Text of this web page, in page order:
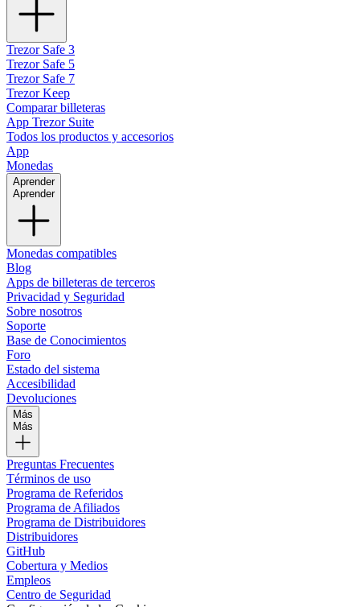
Trezor Safe 3
Trezor Safe 5
Trezor Safe 7
Trezor Keep
Comparar billeteras
App Trezor Suite
Todos los productos y accesorios
App
Monedas
Aprender
Aprender
Monedas compatibles
Blog
Apps de billeteras de terceros
Privacidad y Seguridad
Sobre nosotros
Soporte
Base de Conocimientos
Foro
Estado del sistema
Accesibilidad
Devoluciones
Más
Más
Preguntas Frecuentes
Términos de uso
Programa de Referidos
Programa de Afiliados
Programa de Distribuidores
Distribuidores
GitHub
Cobertura y Medios
Empleos
Centro de Seguridad